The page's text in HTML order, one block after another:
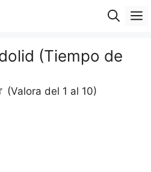
(Tiempo de
(Valora del 1 al 10)